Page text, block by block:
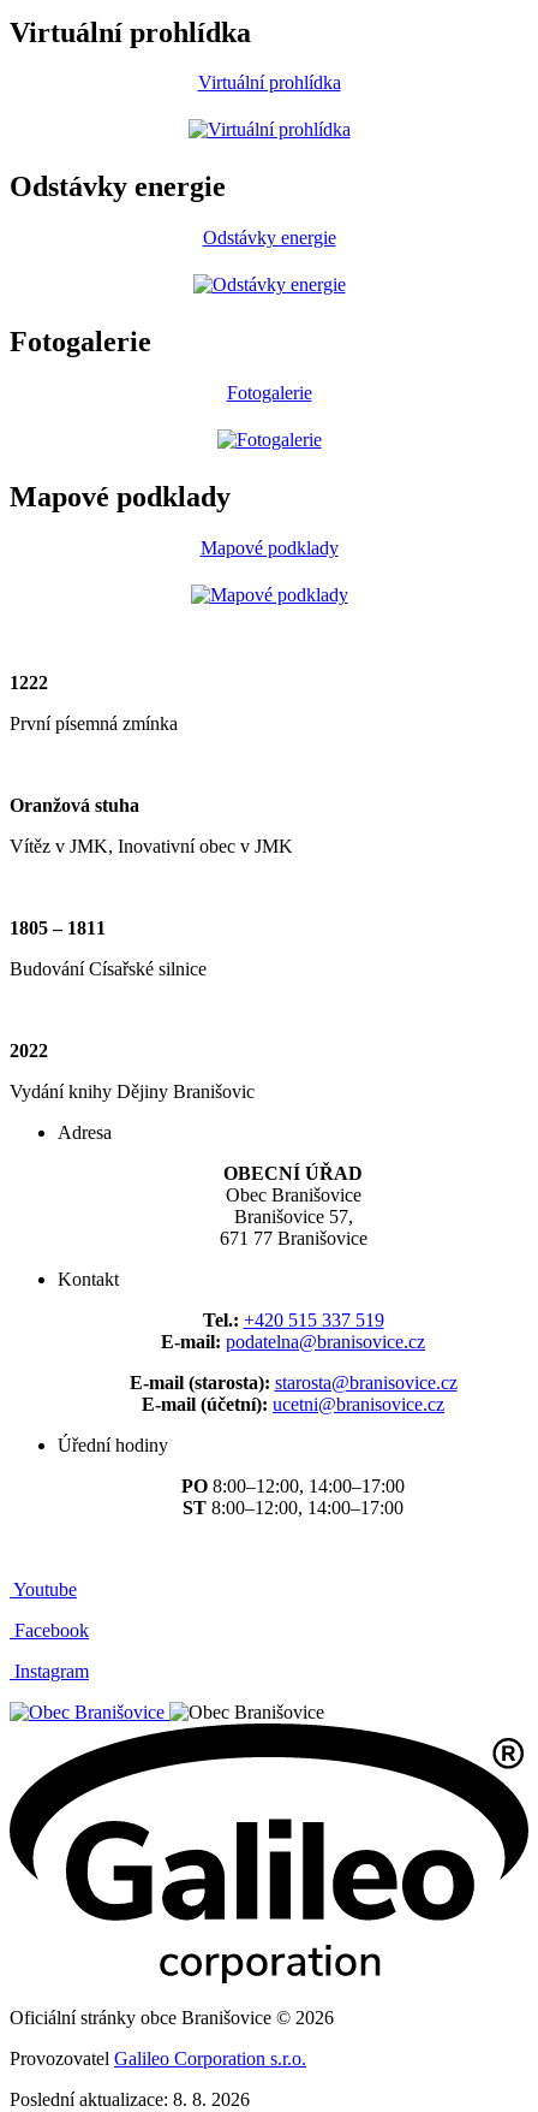
Virtuální prohlídka
Virtuální prohlídka
Odstávky energie
Odstávky energie
Fotogalerie
Fotogalerie
Mapové podklady
Mapové podklady
1222
První písemná zmínka
Oranžová stuha
Vítěz v JMK, Inovativní obec v JMK
1805 – 1811
Budování Císařské silnice
2022
Vydání knihy Dějiny Branišovic
Adresa
OBECNÍ ÚŘAD
Obec Branišovice
Branišovice 57,
671 77 Branišovice
Kontakt
Tel.: +420 515 337 519
E-mail: podatelna@branisovice.cz
E-mail (starosta): starosta@branisovice.cz
E-mail (účetní): ucetni@branisovice.cz
Úřední hodiny
PO 8:00–12:00, 14:00–17:00
ST 8:00–12:00, 14:00–17:00
Youtube
Facebook
Instagram
Oficiální stránky obce Branišovice © 2026
Provozovatel Galileo Corporation s.r.o.
Poslední aktualizace: 8. 8. 2026